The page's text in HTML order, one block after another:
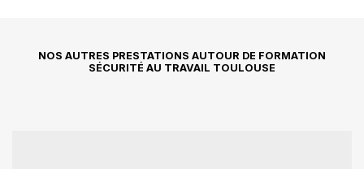
NOS AUTRES PRESTATIONS AUTOUR DE FORMATION
SÉCURITÉ AU TRAVAIL TOULOUSE